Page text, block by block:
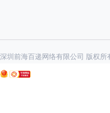
深圳前海百递网络有限公司 版权所